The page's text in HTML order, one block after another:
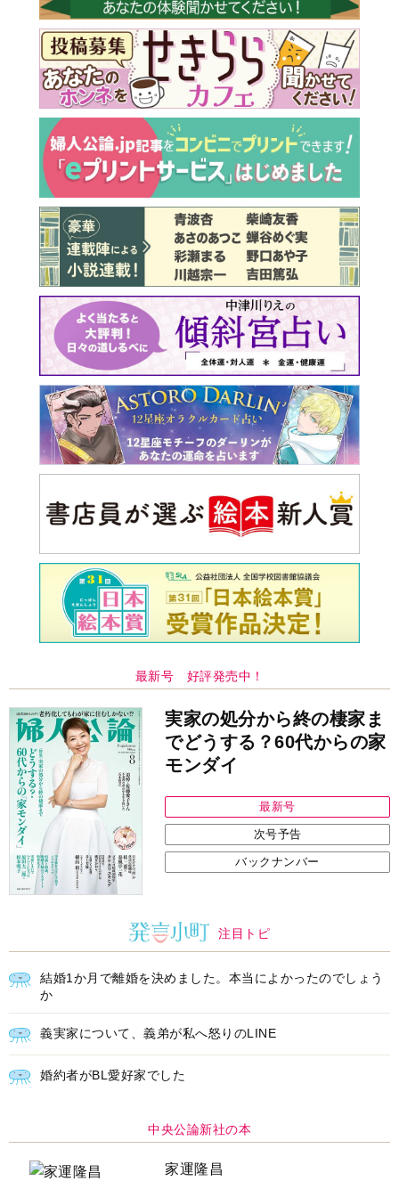
最新号 好評発売中！
実家の処分から終の棲家ま
でどうする？60代からの家
モンダイ
最新号
次号予告
バックナンバー
注目トピ
結婚1か月で離婚を決めました。本当によかったのでしょう
か
義実家について、義弟が私へ怒りのLINE
婚約者がBL愛好家でした
中央公論新社の本
家運隆昌